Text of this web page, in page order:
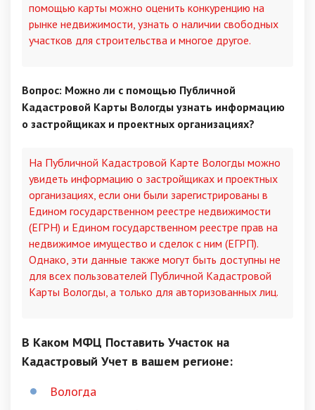
помощью карты можно оценить конкуренцию на
рынке недвижимости, узнать о наличии свободных
участков для строительства и многое другое.
Вопрос: Можно ли с помощью Публичной
Кадастровой Карты Вологды узнать информацию
о застройщиках и проектных организациях?
На Публичной Кадастровой Карте Вологды можно
увидеть информацию о застройщиках и проектных
организациях, если они были зарегистрированы в
Едином государственном реестре недвижимости
(ЕГРН) и Едином государственном реестре прав на
недвижимое имущество и сделок с ним (ЕГРП).
Однако, эти данные также могут быть доступны не
для всех пользователей Публичной Кадастровой
Карты Вологды, а только для авторизованных лиц.
В Каком МФЦ Поставить Участок на
Кадастровый Учет в вашем регионе:
Вологда